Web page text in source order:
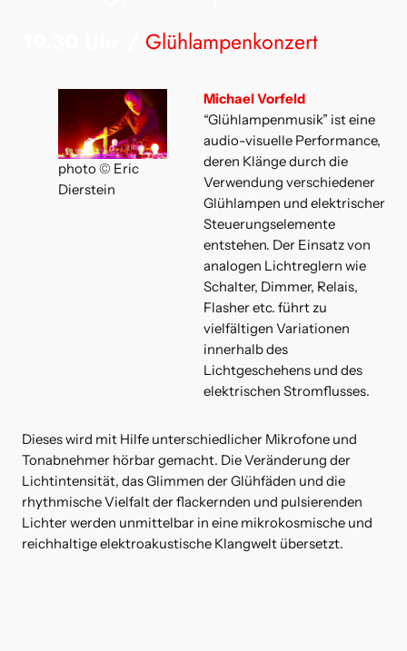
Glühlampenkonzert
photo © Eric
Dierstein
Michael Vorfeld
“Glühlampenmusik” ist eine
audio-visuelle Performance,
deren Klänge durch die
Verwendung verschiedener
Glühlampen und elektrischer
Steuerungselemente
entstehen. Der Einsatz von
analogen Lichtreglern wie
Schalter, Dimmer, Relais,
Flasher etc. führt zu
vielfältigen Variationen
innerhalb des
Lichtgeschehens und des
elektrischen Stromflusses.
Dieses wird mit Hilfe unterschiedlicher Mikrofone und
Tonabnehmer hörbar gemacht. Die Veränderung der
Lichtintensität, das Glimmen der Glühfäden und die
rhythmische Vielfalt der flackernden und pulsierenden
Lichter werden unmittelbar in eine mikrokosmische und
reichhaltige elektroakustische Klangwelt übersetzt.